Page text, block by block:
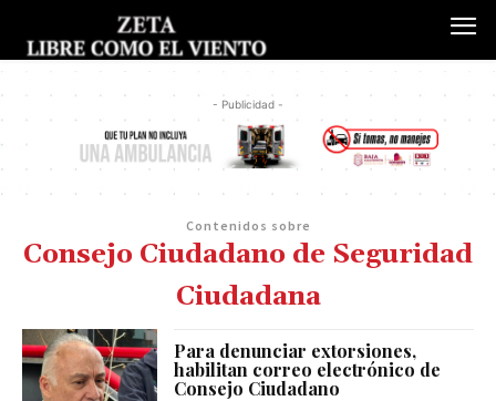
- Publicidad -
Contenidos sobre
Consejo Ciudadano de Seguridad
Ciudadana
Para denunciar extorsiones,
habilitan correo electrónico de
Consejo Ciudadano